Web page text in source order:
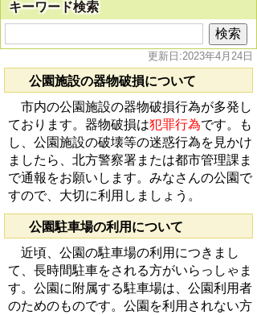
キーワード検索
更新日:2023年4月24日
公園施設の器物破損について
市内の公園施設の器物破損行為が多発し
ております。器物破損は犯罪行為です。も
し、公園施設の破壊等の迷惑行為を見かけ
ましたら、北方警察署または都市管理課ま
で通報をお願いします。みなさんの公園で
すので、大切に利用しましょう。
公園駐車場の利用について
近頃、公園の駐車場の利用につきまし
て、長時間駐車をされる方がいらっしゃま
す。公園に附属する駐車場は、公園利用者
のためのものです。公園を利用されない方